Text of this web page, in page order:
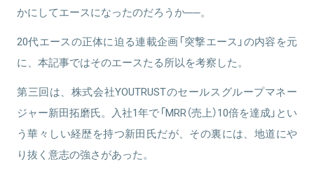
かにしてエースになったのだろうか──。
20代エースの正体に迫る連載企画「突撃エース」の内容を元
に、本記事ではそのエースたる所以を考察した。
第三回は、株式会社YOUTRUSTのセールスグループマネー
ジャー新田拓磨氏。入社1年で「MRR（売上）10倍を達成」とい
う華々しい経歴を持つ新田氏だが、その裏には、地道にや
り抜く意志の強さがあった。